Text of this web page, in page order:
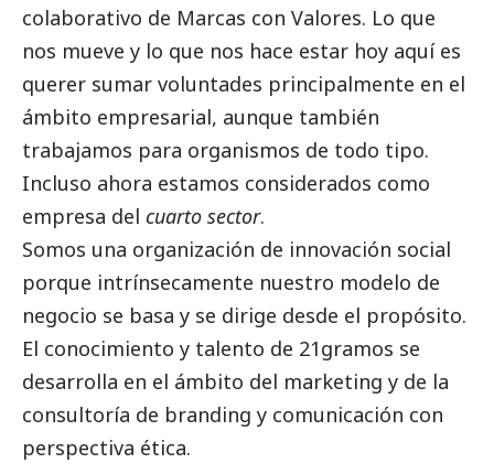
colaborativo de Marcas con Valores. Lo que
nos mueve y lo que nos hace estar hoy aquí es
querer sumar voluntades principalmente en el
ámbito empresarial, aunque también
trabajamos para organismos de todo tipo.
Incluso ahora estamos considerados como
empresa del cuarto sector.
Somos una organización de innovación social
porque intrínsecamente nuestro modelo de
negocio se basa y se dirige desde el propósito.
El conocimiento y talento de 21gramos se
desarrolla en el ámbito del marketing y de la
consultoría de branding y comunicación con
perspectiva ética.